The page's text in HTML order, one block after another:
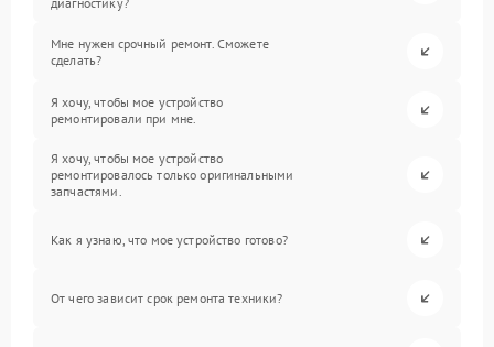
Мне нужен срочный ремонт. Сможете
сделать?
Я хочу, чтобы мое устройство
ремонтировали при мне.
Я хочу, чтобы мое устройство
ремонтировалось только оригинальными
запчастями.
Как я узнаю, что мое устройство готово?
От чего зависит срок ремонта техники?